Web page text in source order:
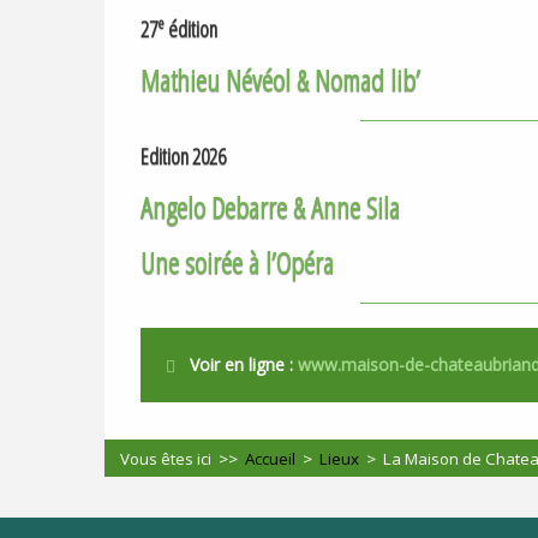
27e édition
Mathieu Névéol & Nomad lib’
Edition 2026
Angelo Debarre & Anne Sila
Une soirée à l’Opéra
Voir en ligne : www.maison-de-
Vous êtes ici >>Accueil > Lieux >La Maison de